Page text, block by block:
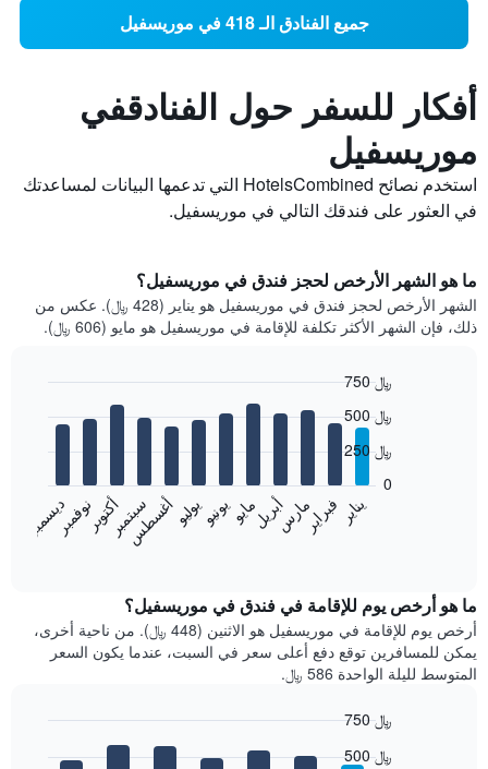
جميع الفنادق الـ 418 في موريسفيل
أفكار للسفر حول الفنادقفي
موريسفيل
استخدم نصائح HotelsCombined التي تدعمها البيانات لمساعدتك
في العثور على فندقك التالي في موريسفيل.
ما هو الشهر الأرخص لحجز فندق في موريسفيل؟
الشهر الأرخص لحجز فندق في موريسفيل هو يناير (428 ﷼). عكس من
ذلك، فإن الشهر الأكثر تكلفة للإقامة في موريسفيل هو مايو (606 ﷼).
سعر
غرفة
كل
شهر
يتضمن
ينايرفبرايرمارسأبريلمايويونيويوليوأغسطس
سبتمبرأكتوبرنوفمبر
ديسمبر
0
250 ﷼
500 ﷼
750 ﷼
ما هو أرخص يوم للإقامة في فندق في موريسفيل؟
أرخص يوم للإقامة في موريسفيل هو الاثنين (448 ﷼). من ناحية أخرى،
يمكن للمسافرين توقع دفع أعلى سعر في السبت، عندما يكون السعر
المتوسط لليلة الواحدة 586 ﷼.
500 ﷼
750 ﷼